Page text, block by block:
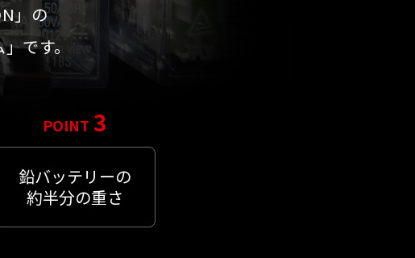
」の
です。
POINT 3
鉛バッテリーの
約半分の重さ